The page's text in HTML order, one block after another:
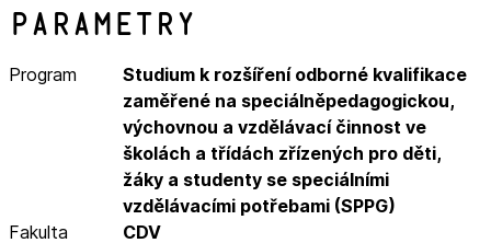
Parametry
Program
Studium k rozšíření odborné kvalifikace
zaměřené na speciálněpedagogickou,
výchovnou a vzdělávací činnost ve
školách a třídách zřízených pro děti,
žáky a studenty se speciálními
vzdělávacími potřebami (SPPG)
Fakulta
CDV